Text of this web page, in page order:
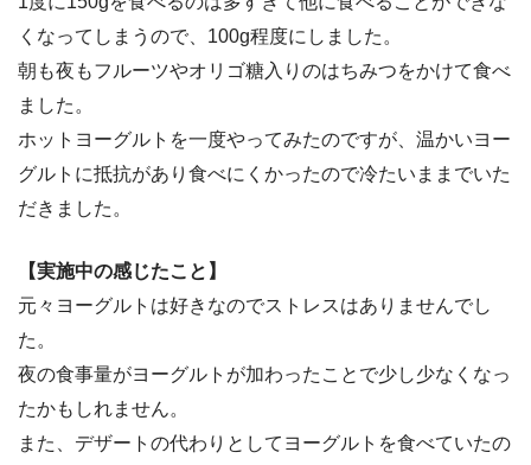
くなってしまうので、100g程度にしました。
朝も夜もフルーツやオリゴ糖入りのはちみつをかけて食べ
ました。
ホットヨーグルトを一度やってみたのですが、温かいヨー
グルトに抵抗があり食べにくかったので冷たいままでいた
だきました。
【実施中の感じたこと】
元々ヨーグルトは好きなのでストレスはありませんでし
た。
夜の食事量がヨーグルトが加わったことで少し少なくなっ
たかもしれません。
また、デザートの代わりとしてヨーグルトを食べていたの